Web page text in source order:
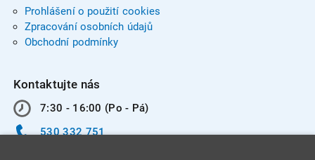
Prohlášení o použití cookies
Zpracování osobních údajů
Obchodní podmínky
Kontaktujte nás
7:30 - 16:00 (Po - Pá)
530 332 751